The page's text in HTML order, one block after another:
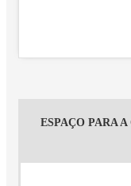
ESPAÇO PARA